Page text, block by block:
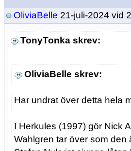
OliviaBelle 21-juli-2024 vid
TonyTonka skrev:
OliviaBelle skrev:
Har undrat över detta hela
I Herkules (1997) gör Nick
Wahlgren tar över som